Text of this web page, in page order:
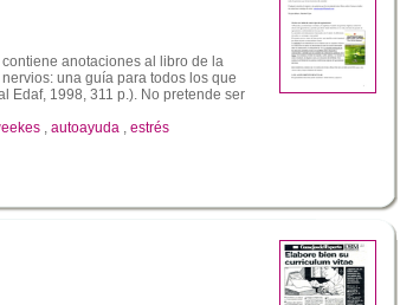
anotaciones al libro de la
una guía para todos los que
Edaf, 1998, 311 p.). No pretende ser
autoayuda
estrés